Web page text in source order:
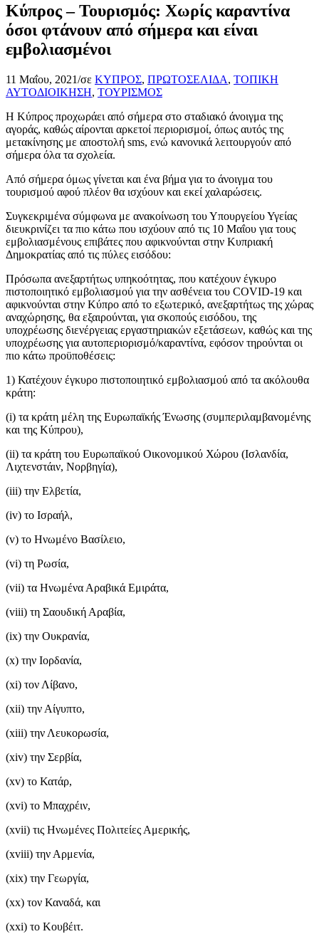
Κύπρος – Τουρισμός: Χωρίς καραντίνα
όσοι φτάνουν από σήμερα και είναι
εμβολιασμένοι
11 Μαΐου, 2021/σε ΚΥΠΡΟΣ, ΠΡΩΤΟΣΕΛΙΔΑ, ΤΟΠΙΚΗ
ΑΥΤΟΔΙΟΙΚΗΣΗ, ΤΟΥΡΙΣΜΟΣ
Η Κύπρος προχωράει από σήμερα στο σταδιακό άνοιγμα της
αγοράς, καθώς αίρονται αρκετοί περιορισμοί, όπως αυτός της
μετακίνησης με αποστολή sms, ενώ κανονικά λειτουργούν από
σήμερα όλα τα σχολεία.
Από σήμερα όμως γίνεται και ένα βήμα για το άνοιγμα του
τουρισμού αφού πλέον θα ισχύουν και εκεί χαλαρώσεις.
Συγκεκριμένα σύμφωνα με ανακοίνωση του Υπουργείου Υγείας
διευκρινίζει τα πιο κάτω που ισχύουν από τις 10 Μαΐου για τους
εμβολιασμένους επιβάτες που αφικνούνται στην Κυπριακή
Δημοκρατίας από τις πύλες εισόδου:
Πρόσωπα ανεξαρτήτως υπηκοότητας, που κατέχουν έγκυρο
πιστοποιητικό εμβολιασμού για την ασθένεια του COVID-19 και
αφικνούνται στην Κύπρο από το εξωτερικό, ανεξαρτήτως της χώρας
αναχώρησης, θα εξαιρούνται, για σκοπούς εισόδου, της
υποχρέωσης διενέργειας εργαστηριακών εξετάσεων, καθώς και της
υποχρέωσης για αυτοπεριορισμό/καραντίνα, εφόσον τηρούνται οι
πιο κάτω προϋποθέσεις:
1) Κατέχουν έγκυρο πιστοποιητικό εμβολιασμού από τα ακόλουθα
κράτη:
(i) τα κράτη μέλη της Ευρωπαϊκής Ένωσης (συμπεριλαμβανομένης
και της Κύπρου),
(ii) τα κράτη του Ευρωπαϊκού Οικονομικού Χώρου (Ισλανδία,
Λιχτενστάιν, Νορβηγία),
(iii) την Ελβετία,
(iv) το Ισραήλ,
(v) το Ηνωμένο Βασίλειο,
(vi) τη Ρωσία,
(vii) τα Ηνωμένα Αραβικά Εμιράτα,
(viii) τη Σαουδική Αραβία,
(ix) την Ουκρανία,
(x) την Ιορδανία,
(xi) τον Λίβανο,
(xii) την Αίγυπτο,
(xiii) την Λευκορωσία,
(xiv) την Σερβία,
(xv) το Κατάρ,
(xvi) το Μπαχρέιν,
(xvii) τις Ηνωμένες Πολιτείες Αμερικής,
(xviii) την Αρμενία,
(xix) την Γεωργία,
(xx) τον Καναδά, και
(xxi) το Κουβέιτ.